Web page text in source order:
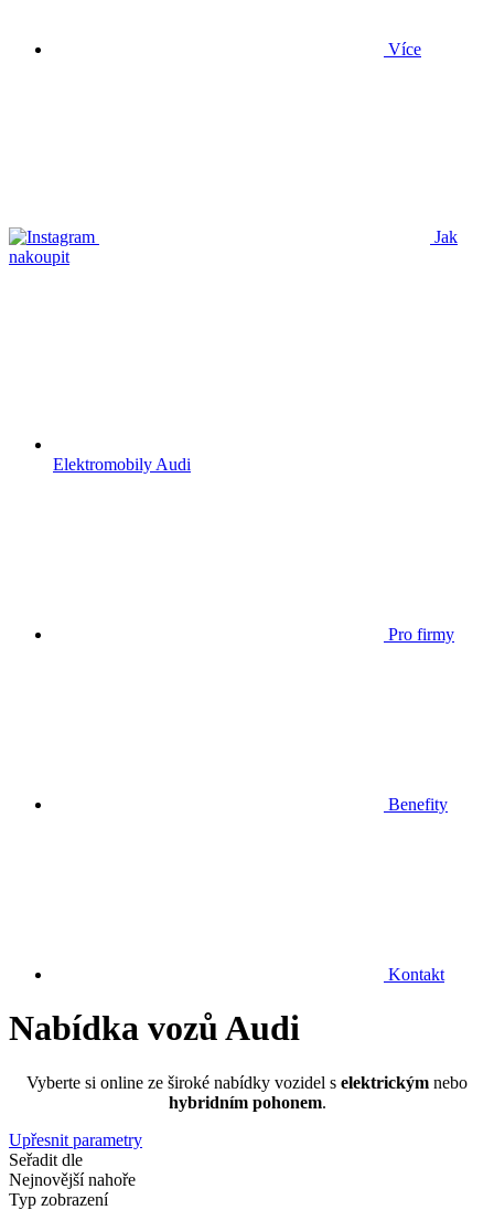
Více
Jak
nakoupit
Elektromobily Audi
Pro firmy
Benefity
Kontakt
Nabídka vozů Audi
Vyberte si online ze široké nabídky vozidel s elektrickým nebo
hybridním pohonem.
Upřesnit parametry
Seřadit dle
Nejnovější nahoře
Typ zobrazení